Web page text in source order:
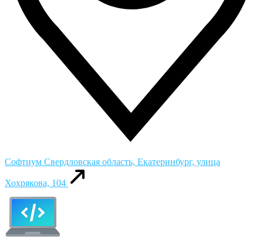
Софтиум Свердловская область, Екатеринбург, улица
Хохрякова, 104